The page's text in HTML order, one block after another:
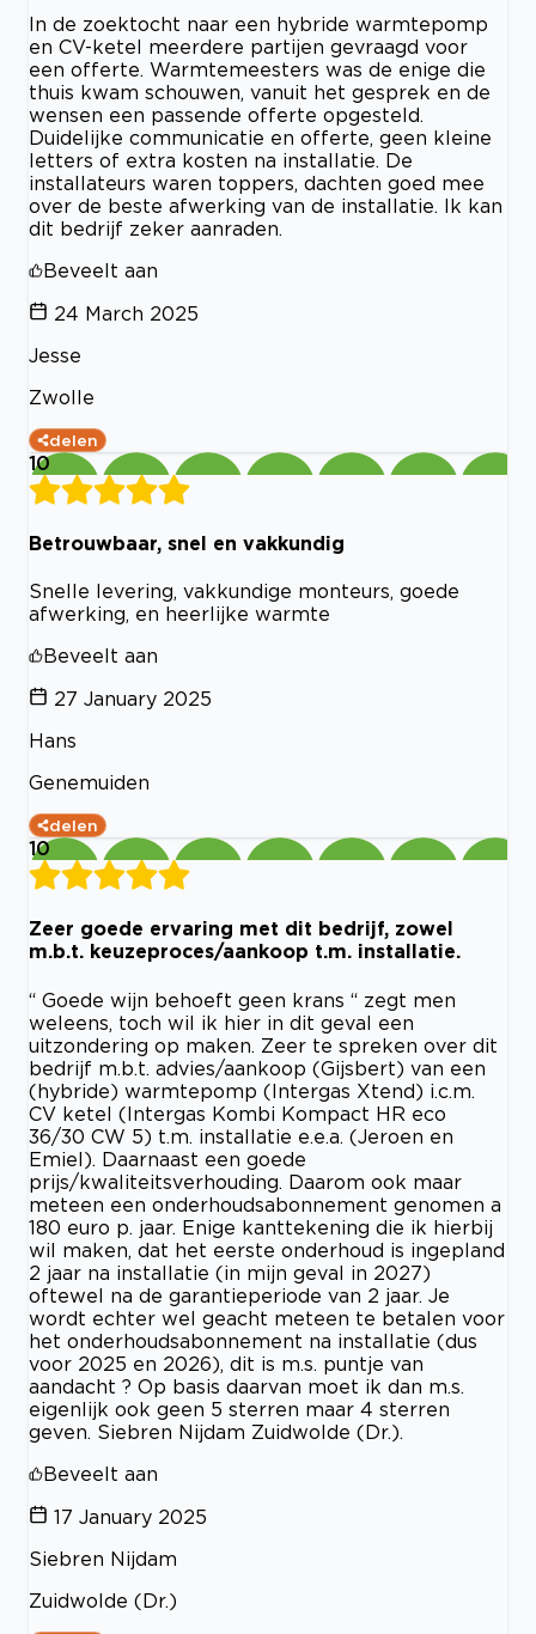
In de zoektocht naar een hybride warmtepomp
en CV-ketel meerdere partijen gevraagd voor
een offerte. Warmtemeesters was de enige die
thuis kwam schouwen, vanuit het gesprek en de
wensen een passende offerte opgesteld.
Duidelijke communicatie en offerte, geen kleine
letters of extra kosten na installatie. De
installateurs waren toppers, dachten goed mee
over de beste afwerking van de installatie. Ik kan
dit bedrijf zeker aanraden.
Beveelt aan
24 March 2025
Jesse
Zwolle
delen
10
Betrouwbaar, snel en vakkundig
Snelle levering, vakkundige monteurs, goede
afwerking, en heerlijke warmte
Beveelt aan
27 January 2025
Hans
Genemuiden
delen
10
Zeer goede ervaring met dit bedrijf, zowel
m.b.t. keuzeproces/aankoop t.m. installatie.
“ Goede wijn behoeft geen krans “ zegt men
weleens, toch wil ik hier in dit geval een
uitzondering op maken. Zeer te spreken over dit
bedrijf m.b.t. advies/aankoop (Gijsbert) van een
(hybride) warmtepomp (Intergas Xtend) i.c.m.
CV ketel (Intergas Kombi Kompact HR eco
36/30 CW 5) t.m. installatie e.e.a. (Jeroen en
Emiel). Daarnaast een goede
prijs/kwaliteitsverhouding. Daarom ook maar
meteen een onderhoudsabonnement genomen a
180 euro p. jaar. Enige kanttekening die ik hierbij
wil maken, dat het eerste onderhoud is ingepland
2 jaar na installatie (in mijn geval in 2027)
oftewel na de garantieperiode van 2 jaar. Je
wordt echter wel geacht meteen te betalen voor
het onderhoudsabonnement na installatie (dus
voor 2025 en 2026), dit is m.s. puntje van
aandacht ? Op basis daarvan moet ik dan m.s.
eigenlijk ook geen 5 sterren maar 4 sterren
geven. Siebren Nijdam Zuidwolde (Dr.).
Beveelt aan
17 January 2025
Siebren Nijdam
Zuidwolde (Dr.)